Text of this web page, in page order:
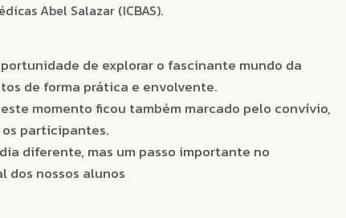
Abel Salazar (ICBAS).
de explorar o fascinante mundo da
de forma prática e envolvente.
momento ficou também marcado pelo convívio,
participantes.
diferente, mas um passo importante no
dos nossos alunos